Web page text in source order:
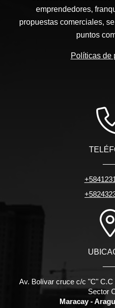
emprendedores,
propuestas comerciales,
puntos
Políticas de
Av. Bolívar cruce c/c "C" C.C
Sector
Maracay -